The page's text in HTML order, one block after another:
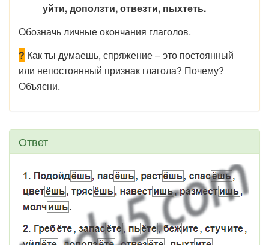
уйти, доползти, отвезти, пыхтеть.
Обозначь личные окончания глаголов.
? Как ты думаешь, спряжение – это постоянный
или непостоянный признак глагола? Почему?
Объясни.
Ответ